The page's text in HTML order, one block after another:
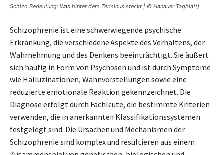
Schizo Bedeutung: Was hinter dem Terminus steckt | © Hanauer Tagblatt)
Schizophrenie ist eine schwerwiegende psychische
Erkrankung, die verschiedene Aspekte des Verhaltens, der
Wahrnehmung und des Denkens beeinträchtigt. Sie äußert
sich häufig in Form von Psychosen und ist durch Symptome
wie Halluzinationen, Wahnvorstellungen sowie eine
reduzierte emotionale Reaktion gekennzeichnet. Die
Diagnose erfolgt durch Fachleute, die bestimmte Kriterien
verwenden, die in anerkannten Klassifikationssystemen
festgelegt sind. Die Ursachen und Mechanismen der
Schizophrenie sind komplex und resultieren aus einem